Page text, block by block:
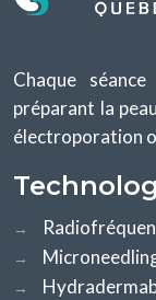
Chaque
préparant la
électroporation
→
→
→